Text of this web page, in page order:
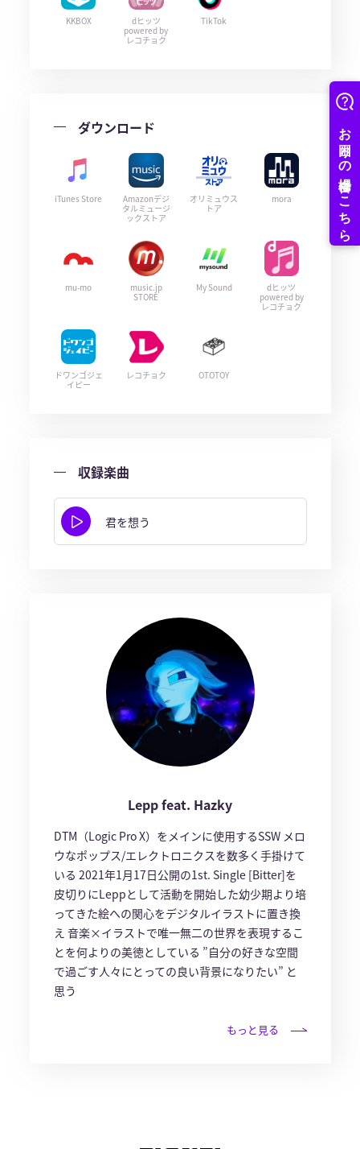
KKBOX
dヒッツ
powered by
レコチョク
TikTok
ダウンロード
iTunes Store
Amazonデジ
タルミュージ
ックストア
オリミュウス
トア
mora
mu-mo
music.jp
STORE
My Sound
dヒッツ
powered by
レコチョク
ドワンゴジェ
イピー
レコチョク OTOTOY
収録楽曲
君を想う
Lepp feat. Hazky
DTM（Logic Pro X）をメインに使用するSSW メロ
ウなポップス/エレクトロニクスを数多く手掛けて
いる 2021年1月17日公開の1st. Single [Bitter]を
皮切りにLeppとして活動を開始した ​幼少期より培
ってきた絵への関心をデジタルイラストに置き換
え 音楽×イラストで唯一無二の世界を表現するこ
とを何よりの美徳としている ”自分の好きな空間
で過ごす人々にとっての良い背景になりたい” と
思う
もっと見る